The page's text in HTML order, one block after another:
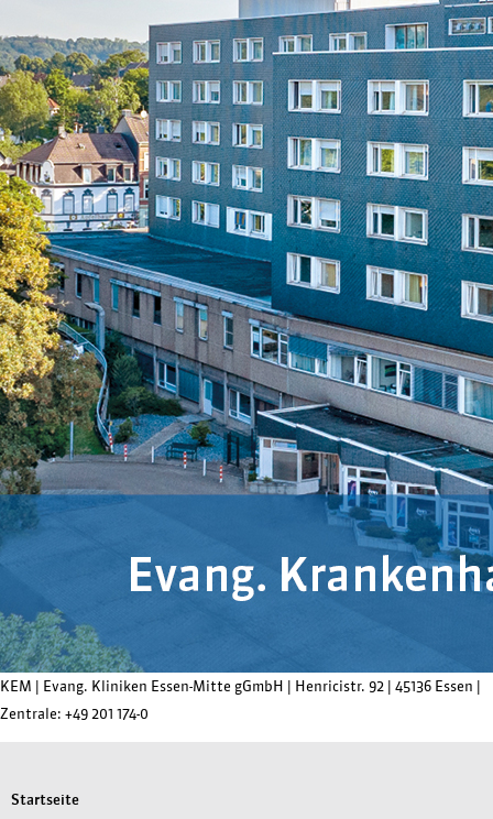
KEM | Evang. Kliniken Essen-Mitte gGmbH | Henricistr. 92 | 45136 Essen |
Zentrale: +49 201 174-0
Startseite